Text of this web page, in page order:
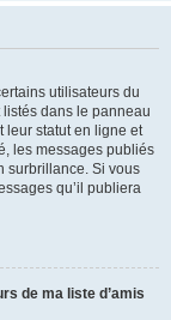
utilisateurs du
listés dans le panneau
leur statut en ligne et
les messages publiés
surbrillance. Si vous
qu’il publiera
de ma liste d’amis